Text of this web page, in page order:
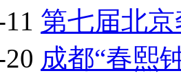
第七届北
成都“春熙